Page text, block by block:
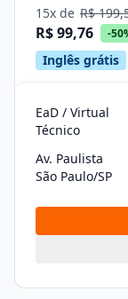
15x de R$
R$ 99,76 -
Inglês grátis
EaD / Virtual
Técnico
Av. Paulista
São Paulo/SP